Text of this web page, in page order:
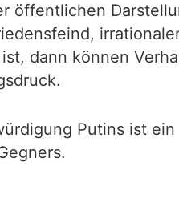
öffentlichen
dann können
Putins ist